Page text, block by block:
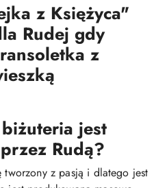
z Księżyca"
Rudej gdy
z
jest
Rudą?
tworzony z pasją i dlatego jest